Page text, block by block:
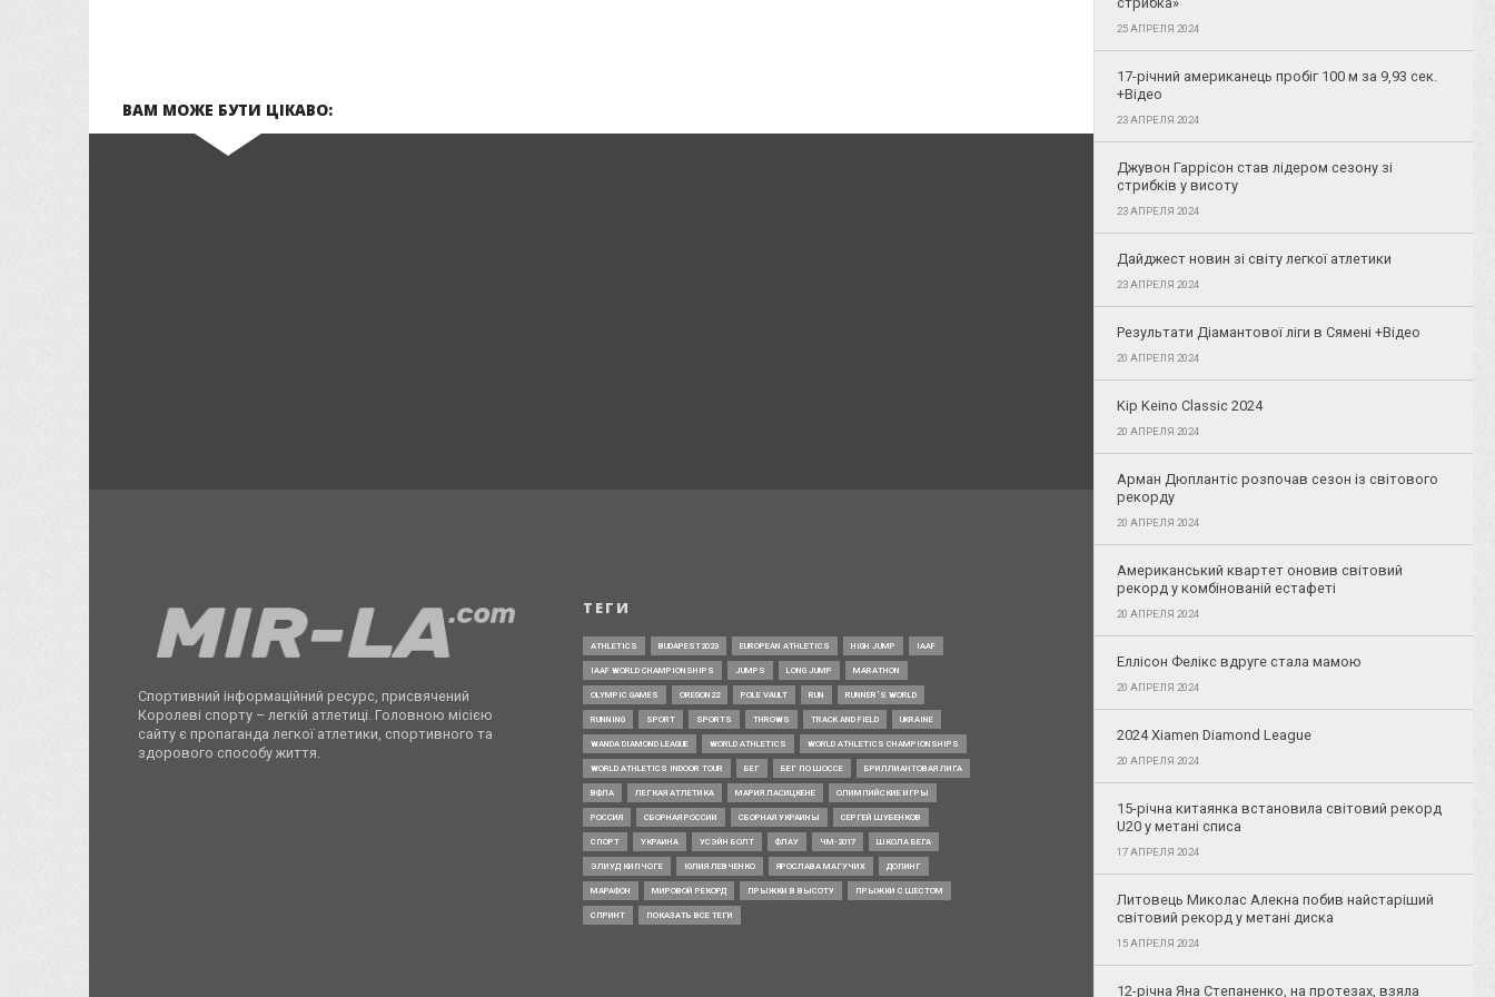
ВАМ МОЖЕ БУТИ ЦІКАВО:
25 АПРЕЛЯ 2024
17-річний американець пробіг 100 м за 9,93 сек.
+Відео
23 АПРЕЛЯ 2024
Джувон Гаррісон став лідером сезону зі
стрибків у висоту
23 АПРЕЛЯ 2024
Дайджест новин зі світу легкої атлетики
23 АПРЕЛЯ 2024
Результати Діамантової ліги в Сямені +Відео
20 АПРЕЛЯ 2024
Kip Keino Classic 2024
20 АПРЕЛЯ 2024
Арман Дюплантіс розпочав сезон із світового
рекорду
20 АПРЕЛЯ 2024
Американський квартет оновив світовий
рекорд у комбінованій естафеті
20 АПРЕЛЯ 2024
Еллісон Фелікс вдруге стала мамою
20 АПРЕЛЯ 2024
2024 Xiamen Diamond League
20 АПРЕЛЯ 2024
15-річна китаянка встановила світовий рекорд
U20 у метані списа
17 АПРЕЛЯ 2024
Литовець Миколас Алекна побив найстаріший
світовий рекорд у метані диска
15 АПРЕЛЯ 2024
12-річна Яна Степаненко, на протезах, взяла
Спортивний інформаційний ресурс, присвячений
Королеві спорту – легкій атлетиці. Головною місією
сайту є пропаганда легкої атлетики, спортивного та
здорового способу життя.
ТЕГИ
ATHLETICS BUDAPEST2023 EUROPEAN ATHLETICS HIGH JUMP IAAF
IAAF WORLD CHAMPIONSHIPS JUMPS LONG JUMP MARATHON
OLYMPIC GAMES OREGON22 POLE VAULT RUN RUNNER’S WORLD
RUNNING SPORT SPORTS THROWS TRACK AND FIELD UKRAINE
WANDA DIAMOND LEAGUE WORLD ATHLETICS WORLD ATHLETICS CHAMPIONSHIPS
WORLD ATHLETICS INDOOR TOUR БЕГ БЕГ ПО ШОССЕ БРИЛЛИАНТОВАЯ ЛИГА
ВФЛА ЛЕГКАЯ АТЛЕТИКА МАРИЯ ЛАСИЦКЕНЕ ОЛИМПИЙСКИЕ ИГРЫ
РОССИЯ СБОРНАЯ РОССИИ СБОРНАЯ УКРАИНЫ СЕРГЕЙ ШУБЕНКОВ
СПОРТ УКРАИНА УСЭЙН БОЛТ ФЛАУ ЧМ-2017 ШКОЛА БЕГА
ЭЛИУД КИПЧОГЕ ЮЛИЯ ЛЕВЧЕНКО ЯРОСЛАВА МАГУЧИХ ДОПИНГ
МАРАФОН МИРОВОЙ РЕКОРД ПРЫЖКИ В ВЫСОТУ ПРЫЖКИ С ШЕСТОМ
СПРИНТ ПОКАЗАТЬ ВСЕ ТЕГИ